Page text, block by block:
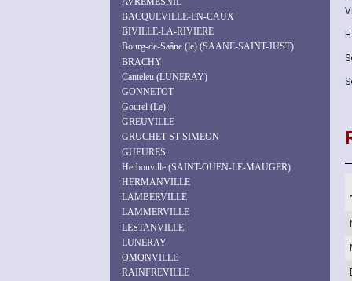
BACQUEVILLE-EN-CAUX
BIVILLE-LA-RIVIERE
Bourg-de-Saâne (le) (SAANE-SAINT-JUST)
BRACHY
Canteleu (LUNERAY)
GONNETOT
Gourel (Le)
GREUVILLE
GRUCHET ST SIMEON
GUEURES
Herbouville (SAINT-OUEN-LE-MAUGER)
HERMANVILLE
LAMBERVILLE
LAMMERVILLE
LESTANVILLE
LUNERAY
OMONVILLE
RAINFREVILLE